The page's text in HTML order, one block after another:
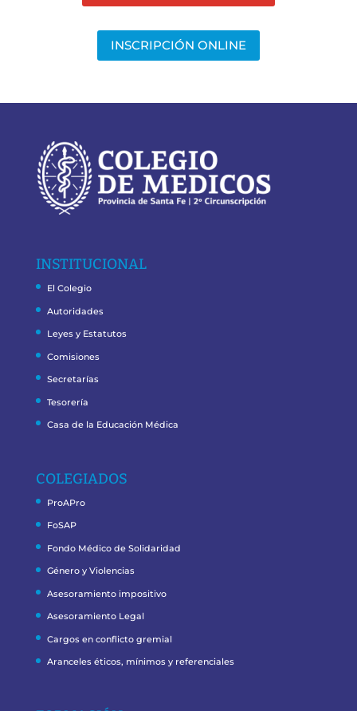
INSCRIPCIÓN ONLINE
INSTITUCIONAL
El Colegio
Autoridades
Leyes y Estatutos
Comisiones
Secretarías
Tesorería
Casa de la Educación Médica
COLEGIADOS
ProAPro
FoSAP
Fondo Médico de Solidaridad
Género y Violencias
Asesoramiento impositivo
Asesoramiento Legal
Cargos en conflicto gremial
Aranceles éticos, mínimos y referenciales